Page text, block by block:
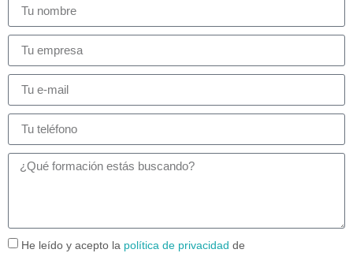
He leído y acepto la política de privacidad de